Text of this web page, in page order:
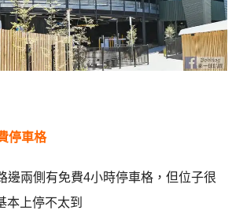
停車格
邊兩側有免費4小時停車格，但位子很
本上停不太到